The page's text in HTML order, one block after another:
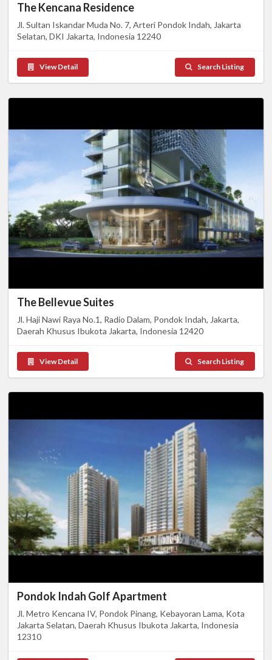
The Kencana Residence
Jl. Sultan Iskandar Muda No. 7, Arteri Pondok Indah, Jakarta
Selatan, DKI Jakarta, Indonesia 12240
View Detail Search Listing
The Bellevue Suites
Jl. Haji Nawi Raya No.1, Radio Dalam, Pondok Indah, Jakarta,
Daerah Khusus Ibukota Jakarta, Indonesia 12420
View Detail Search Listing
Pondok Indah Golf Apartment
Jl. Metro Kencana IV, Pondok Pinang, Kebayoran Lama, Kota
Jakarta Selatan, Daerah Khusus Ibukota Jakarta, Indonesia
12310